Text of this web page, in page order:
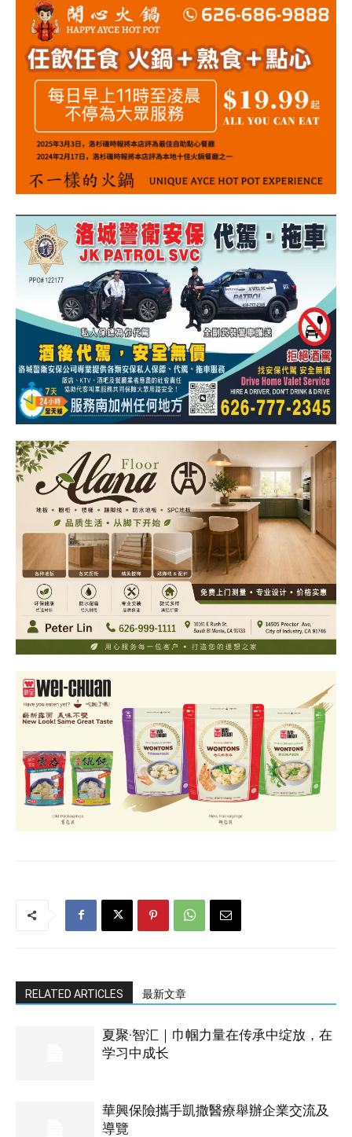
RELATED ARTICLES 最新文章
夏聚·智汇｜巾帼力量在传承中绽放，在
学习中成长
華興保險攜手凱撒醫療舉辦企業交流及
導覽